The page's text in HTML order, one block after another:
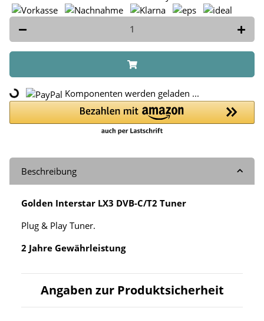
Loading... Komponenten werden geladen ...
Beschreibung
Golden Interstar LX3 DVB-C/T2 Tuner
Plug & Play Tuner.
2 Jahre Gewährleistung
Angaben zur Produktsicherheit